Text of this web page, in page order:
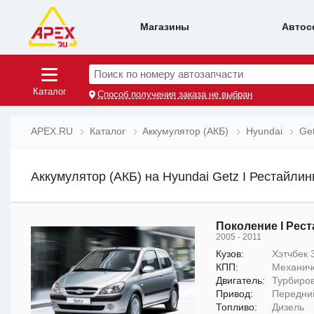
Магазины
Каталог
Поиск по номеру автозапчасти
Способ получения заказа не выбран
APEX.RU Каталог Аккумулятор (АКБ) Hyundai
Аккумулятор (АКБ) на Hyundai Getz I
Поколение I
2005 - 2011
Кузов:
Хэтчбек
КПП:
Двигатель:
Привод:
Топливо:
Дизель